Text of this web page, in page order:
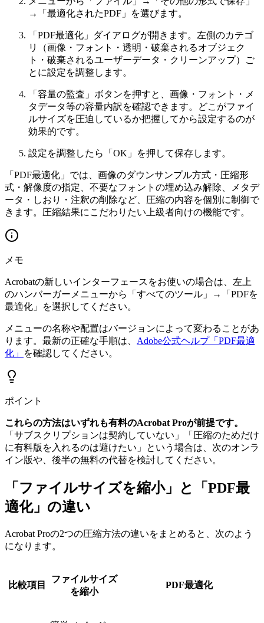
→「最適化されたPDF」を選びます。
「PDF最適化」ダイアログが開きます。左側のカテゴ
リ（画像・フォント・透明・破棄されるオブジェク
ト・破棄されるユーザーデータ・クリーンアップ）ご
とに設定を調整します。
「容量の監査」ボタンを押すと、画像・フォント・メ
タデータ等の容量内訳を確認できます。どこがファイ
ルサイズを圧迫しているか把握してから設定するのが
効果的です。
設定を調整したら「OK」を押して保存します。
「PDF最適化」では、画像のダウンサンプル方式・圧縮形
式・解像度の指定、不要なフォントの埋め込み解除、メタデ
ータ・しおり・注釈の削除など、圧縮の内容を個別に制御で
きます。圧縮結果にこだわりたい上級者向けの機能です。
メモ
Acrobatの新しいインターフェースをお使いの場合は、左上
のハンバーガーメニューから「すべてのツール」→「PDFを
最適化」を選択してください。
メニューの名称や配置はバージョンによって変わることがあ
ります。最新の正確な手順は、 Adobe公式ヘルプ「PDF最適
化」
を確認してください。
ポイント
これらの方法はいずれも有料のAcrobat Proが前提です。
「サブスクリプションは契約していない」「圧縮のためだけ
に有料版を入れるのは避けたい」という場合は、次のオンラ
イン版や、後半の無料の代替を検討してください。
「ファイルサイズを縮小」と「PDF最
適化」の違い
Acrobat Proの2つの圧縮方法の違いをまとめると、次のよう
になります。
比較項目
ファイルサイズ
を縮小
PDF最適化